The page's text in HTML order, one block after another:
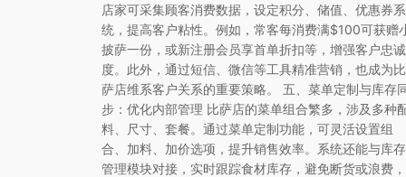
店家可采集顾客消费数据，设定积分、储值、优惠券系
统，提高客户粘性。例如，常客每消费满$100可获赠
披萨一份，或新注册会员享首单折扣等，增强客户忠诚
度。此外，通过短信、微信等工具精准营销，也成为比
萨店维系客户关系的重要策略。 五、菜单定制与库存
步：优化内部管理 比萨店的菜单组合繁多，涉及多种
料、尺寸、套餐。通过菜单定制功能，可灵活设置组
合、加料、加价选项，提升销售效率。系统还能与库存
管理模块对接，实时跟踪食材库存，避免断货或浪费，